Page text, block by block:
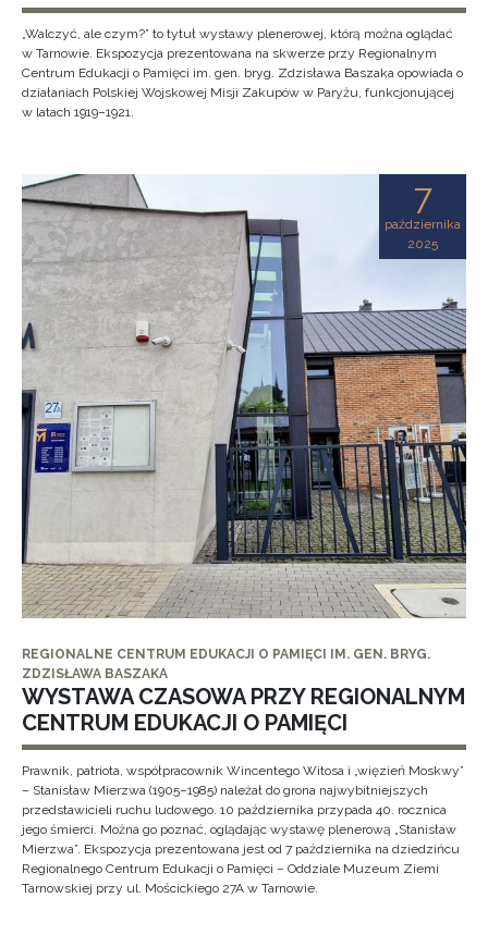
„Walczyć, ale czym?” to tytuł wystawy plenerowej, którą można oglądać
w Tarnowie. Ekspozycja prezentowana na skwerze przy Regionalnym
Centrum Edukacji o Pamięci im. gen. bryg. Zdzisława Baszaka opowiada o
działaniach Polskiej Wojskowej Misji Zakupów w Paryżu, funkcjonującej
w latach 1919–1921.
7
października
2025
REGIONALNE CENTRUM EDUKACJI O PAMIĘCI IM. GEN. BRYG.
ZDZISŁAWA BASZAKA
WYSTAWA CZASOWA PRZY REGIONALNYM
CENTRUM EDUKACJI O PAMIĘCI
Prawnik, patriota, współpracownik Wincentego Witosa i „więzień Moskwy”
– Stanisław Mierzwa (1905–1985) należał do grona najwybitniejszych
przedstawicieli ruchu ludowego. 10 października przypada 40. rocznica
jego śmierci. Można go poznać, oglądając wystawę plenerową „Stanisław
Mierzwa”. Ekspozycja prezentowana jest od 7 października na dziedzińcu
Regionalnego Centrum Edukacji o Pamięci – Oddziale Muzeum Ziemi
Tarnowskiej przy ul. Mościckiego 27A w Tarnowie.